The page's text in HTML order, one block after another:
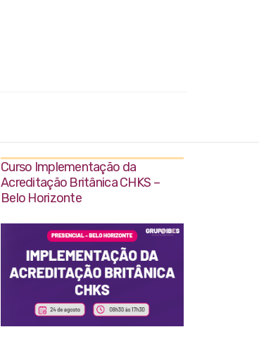
Curso Implementação da
Acreditação Britânica CHKS –
Belo Horizonte